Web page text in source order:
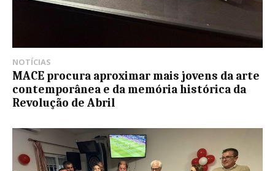
NOTÍCIAS
MACE procura aproximar mais jovens da arte
contemporânea e da memória histórica da
Revolução de Abril